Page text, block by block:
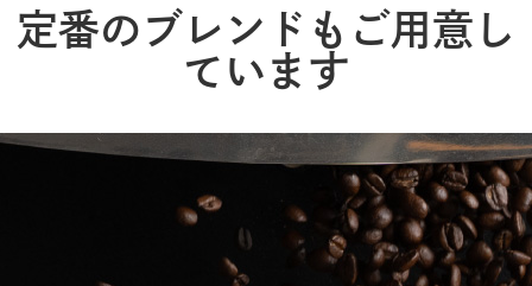
定番のブレンドもご用意し
ています